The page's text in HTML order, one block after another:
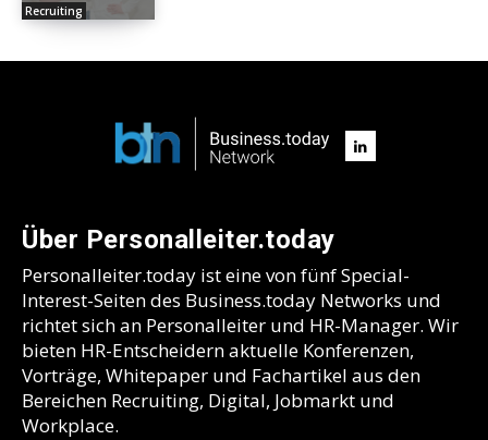
Recruiting
Über Personalleiter.today
Personalleiter.today ist eine von fünf Special-
Interest-Seiten des Business.today Networks und
richtet sich an Personalleiter und HR-Manager. Wir
bieten HR-Entscheidern aktuelle Konferenzen,
Vorträge, Whitepaper und Fachartikel aus den
Bereichen Recruiting, Digital, Jobmarkt und
Workplace.